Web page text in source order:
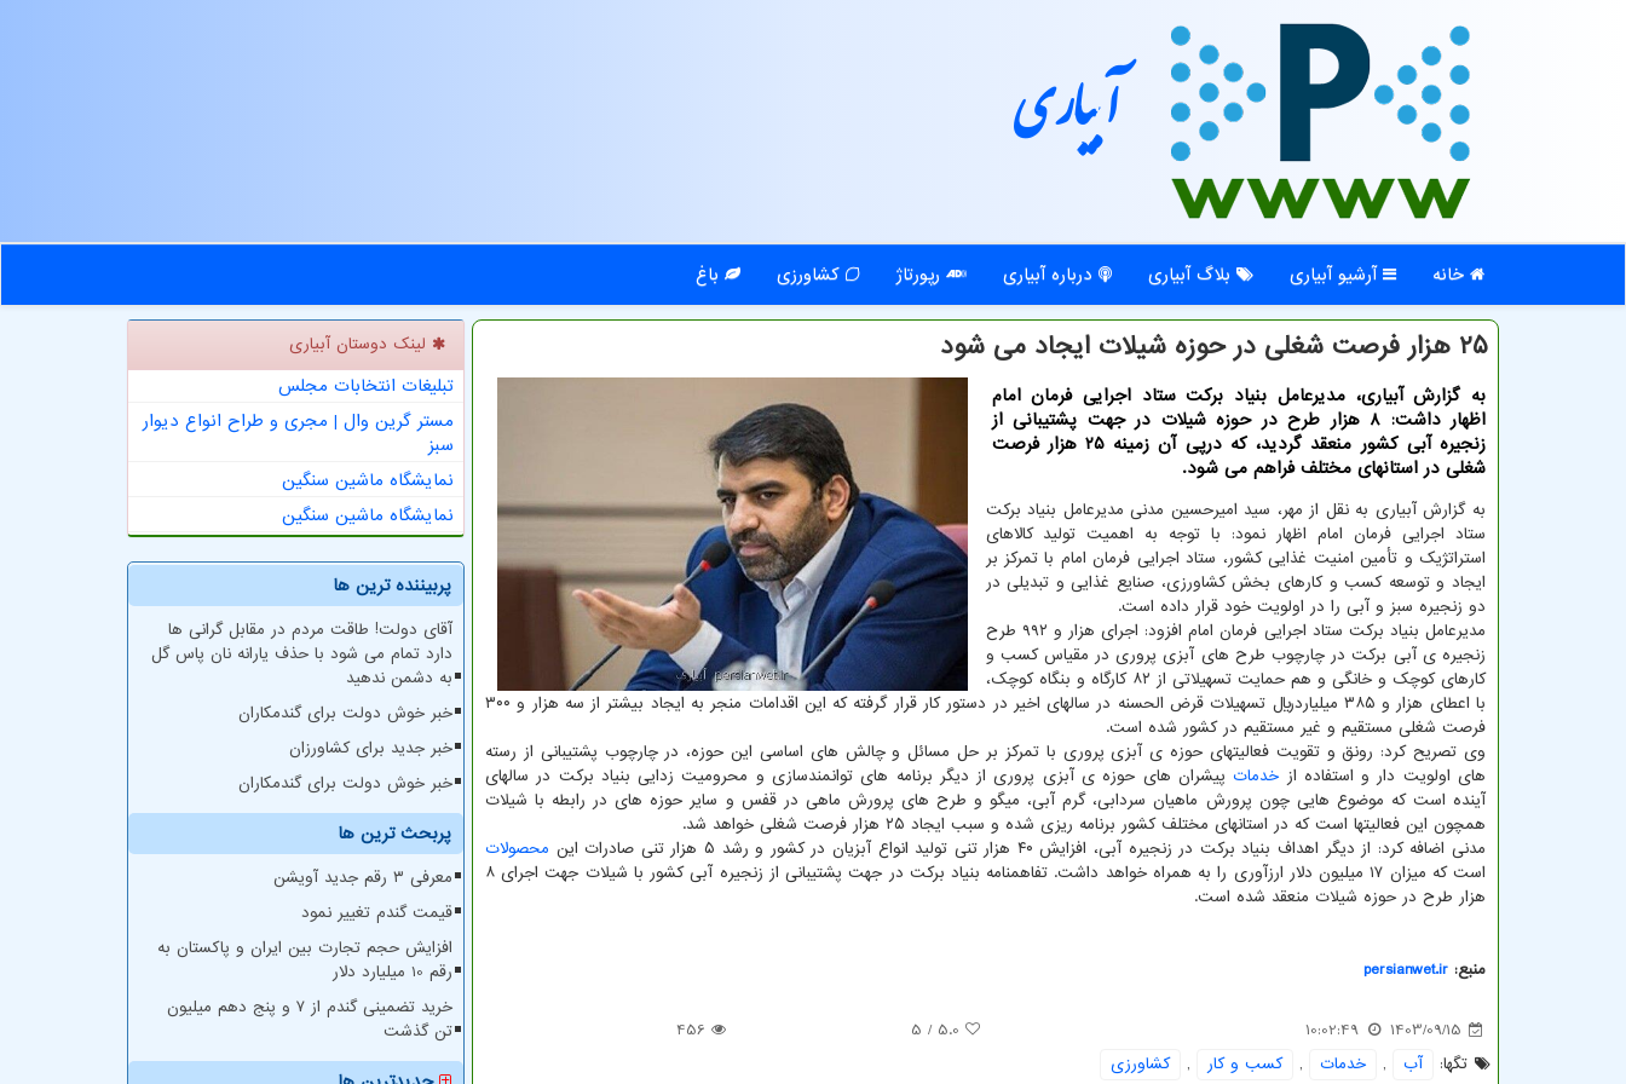
آبیاری
خانه آرشیو آبیاری بلاگ آبیاری درباره آبیاری رپورتاژ کشاورزی باغ
۲۵ هزار فرصت شغلی در حوزه شیلات ایجاد می شود
به گزارش آبیاری، مدیرعامل بنیاد برکت ستاد اجرایی فرمان امام
اظهار داشت: ۸ هزار طرح در حوزه شیلات در جهت پشتیبانی از
زنجیره آبی کشور منعقد گردید، که درپی آن زمینه ۲۵ هزار فرصت
شغلی در استانهای مختلف فراهم می شود.
به گزارش آبیاری به نقل از مهر، سید امیرحسین مدنی مدیرعامل بنیاد برکت
ستاد اجرایی فرمان امام اظهار نمود: با توجه به اهمیت تولید کالاهای
استراتژیک و تأمین امنیت غذایی کشور، ستاد اجرایی فرمان امام با تمرکز بر
ایجاد و توسعه کسب و کارهای بخش کشاورزی، صنایع غذایی و تبدیلی در
دو زنجیره سبز و آبی را در اولویت خود قرار داده است.
مدیرعامل بنیاد برکت ستاد اجرایی فرمان امام افزود: اجرای هزار و ۹۹۲ طرح
زنجیره ی آبی برکت در چارچوب طرح های آبزی پروری در مقیاس کسب و
کارهای کوچک و خانگی و هم حمایت تسهیلاتی از ۸۲ کارگاه و بنگاه کوچک،
با اعطای هزار و ۳۸۵ میلیاردریال تسهیلات قرض الحسنه در سالهای اخیر در دستور کار قرار گرفته که این اقدامات منجر به ایجاد بیشتر از سه هزار و ۳۰۰
فرصت شغلی مستقیم و غیر مستقیم در کشور شده است.
وی تصریح کرد: رونق و تقویت فعالیتهای حوزه ی آبزی پروری با تمرکز بر حل مسائل و چالش های اساسی این حوزه، در چارچوب پشتیبانی از رسته
های اولویت دار و استفاده از خدمات پیشران های حوزه ی آبزی پروری از دیگر برنامه های توانمندسازی و محرومیت زدایی بنیاد برکت در سالهای
آینده است که موضوع هایی چون پرورش ماهیان سردابی، گرم آبی، میگو و طرح های پرورش ماهی در قفس و سایر حوزه های در رابطه با شیلات
همچون این فعالیتها است که در استانهای مختلف کشور برنامه ریزی شده و سبب ایجاد ۲۵ هزار فرصت شغلی خواهد شد.
مدنی اضافه کرد: از دیگر اهداف بنیاد برکت در زنجیره آبی، افزایش ۴۰ هزار تنی تولید انواع آبزیان در کشور و رشد ۵ هزار تنی صادرات این
محصولات
است که میزان ۱۷ میلیون دلار ارزآوری را به همراه خواهد داشت. تفاهمنامه بنیاد برکت در جهت پشتیبانی از زنجیره آبی کشور با شیلات جهت اجرای ۸
هزار طرح در حوزه شیلات منعقد شده است.
منبع: persianwet.ir
1403/09/15
10:02:49
5.0
/ 5
456
تگها:
آب , خدمات , كسب و كار , كشاورزی
لینک دوستان آبیاری
تبلیغات انتخابات مجلس
مستر گرین وال | مجری و طراح انواع دیوار
سبز
نمایشگاه ماشین سنگین
نمایشگاه ماشین سنگین
پربیننده ترین ها
آقای دولت! طاقت مردم در مقابل گرانی ها
دارد تمام می شود با حذف یارانه نان پاس گل
به دشمن ندهید
خبر خوش دولت برای گندمکاران
خبر جدید برای کشاورزان
خبر خوش دولت برای گندمکاران
پربحث ترین ها
معرفی ۳ رقم جدید آویشن
قیمت گندم تغییر نمود
افزایش حجم تجارت بین ایران و پاکستان به
رقم 10 میلیارد دلار
خرید تضمینی گندم از ۷ و پنج دهم میلیون
تن گذشت